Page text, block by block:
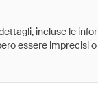
incluse le
essere imprecisi